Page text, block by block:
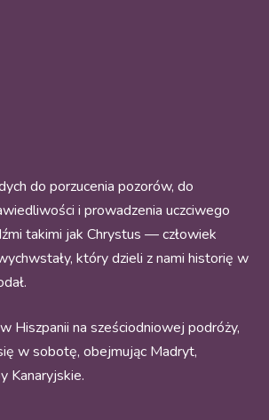
do porzucenia pozorów, do
i prowadzenia uczciwego
takimi jak Chrystus — człowiek
który dzieli z nami historię w
Hiszpanii na sześciodniowej podróży,
w sobotę, obejmując Madryt,
Kanaryjskie.